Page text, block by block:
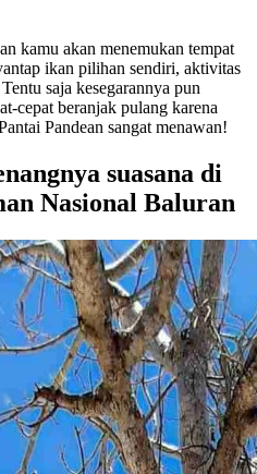
kamu akan menemukan tempat
ikan pilihan sendiri, aktivitas
saja kesegarannya pun
cepat beranjak pulang karena
Pandean sangat menawan!
suasana di
Nasional Baluran